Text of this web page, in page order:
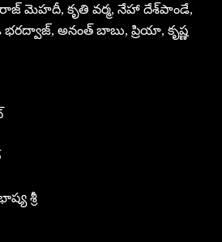
మెహదీ, కృతి వర్మ, నేహా దేశ్‌పాండే,
అనంత్ బాబు, ప్రియా, కృష్ణ
శ్రీ